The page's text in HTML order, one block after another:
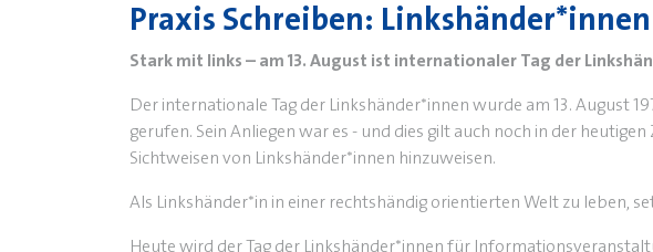
Praxis Schreiben: Linkshänder*innen
Stark mit links – am 13. August ist internationaler Tag der
Der internationale Tag der Linkshänder*innen wurde am 13. August
gerufen. Sein Anliegen war es - und dies gilt auch noch in der
Sichtweisen von Linkshänder*innen hinzuweisen.
Als Linkshänder*in in einer rechtshändig orientierten Welt zu leben,
Heute wird der Tag der Linkshänder*innen für